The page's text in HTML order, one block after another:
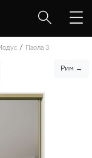
/ Паола 3
Рим →